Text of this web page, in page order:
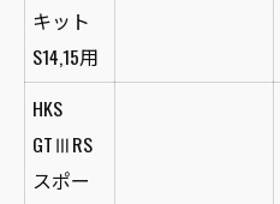
キット
S14,15用
HKS
GTⅢRS
スポー